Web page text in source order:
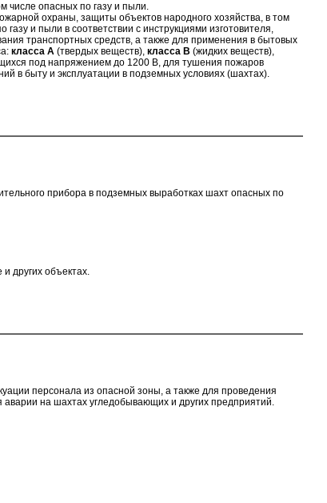
числе опасных по газу и пыли.
охраны, защиты объектов народного хозяйства, в том
и пыли в соответствии с инструкциями изготовителя,
транспортных средств, а также для применения в бытовых
класса А (твердых веществ), класса В (жидких веществ),
под напряжением до 1200 В, для тушения пожаров
в быту и эксплуатации в подземных условиях (шахтах).
прибора в подземных выработках шахт опасных по
других объектах.
персонала из опасной зоны, а также для проведения
на шахтах угледобывающих и других предприятий.